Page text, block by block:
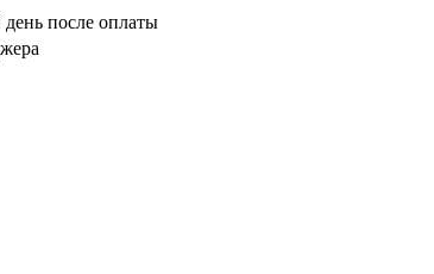
после оплаты